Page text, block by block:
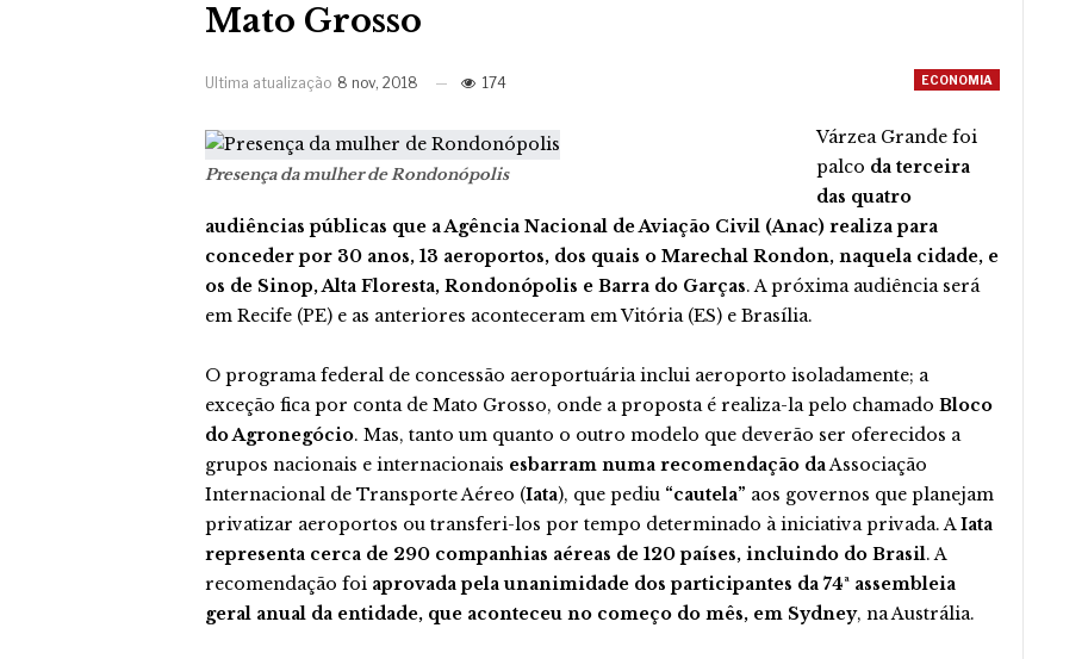
Mato Grosso
ECONOMIA
Ultima atualização 8 nov, 2018 174
Presença da mulher de Rondonópolis
Várzea Grande foi
palco da terceira
das quatro
audiências públicas que a Agência Nacional de Aviação Civil (Anac) realiza para
conceder por 30 anos, 13 aeroportos, dos quais o Marechal Rondon, naquela cidade, e
os de Sinop, Alta Floresta, Rondonópolis e Barra do Garças. A próxima audiência será
em Recife (PE) e as anteriores aconteceram em Vitória (ES) e Brasília.
O programa federal de concessão aeroportuária inclui aeroporto isoladamente; a
exceção fica por conta de Mato Grosso, onde a proposta é realiza-la pelo chamado Bloco
do Agronegócio. Mas, tanto um quanto o outro modelo que deverão ser oferecidos a
grupos nacionais e internacionais esbarram numa recomendação daAssociação
Internacional de Transporte Aéreo (Iata), que pediu “cautela” aos governos que planejam
privatizar aeroportos ou transferi-los por tempo determinado à iniciativa privada. AIata
representa cerca de 290 companhias aéreas de 120 países, incluindo do Brasil. A
recomendação foi aprovada pela unanimidade dos participantes da 74ª assembleia
geral anual da entidade, que aconteceu no começo do mês, em Sydney, na Austrália.